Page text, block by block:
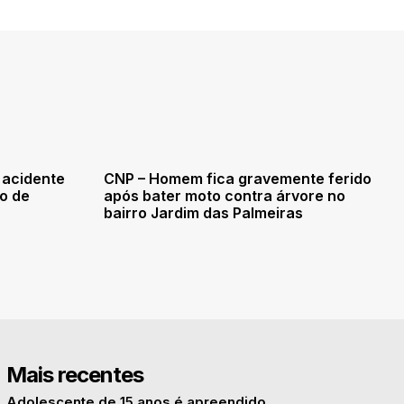
de
CNP – Homem fica gravemente ferido
após bater moto contra árvore no
bairro Jardim das Palmeiras
Mais recentes